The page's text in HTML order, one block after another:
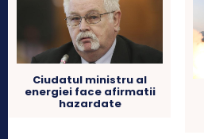
Ciudatul ministru al
energiei face afirmatii
hazardate